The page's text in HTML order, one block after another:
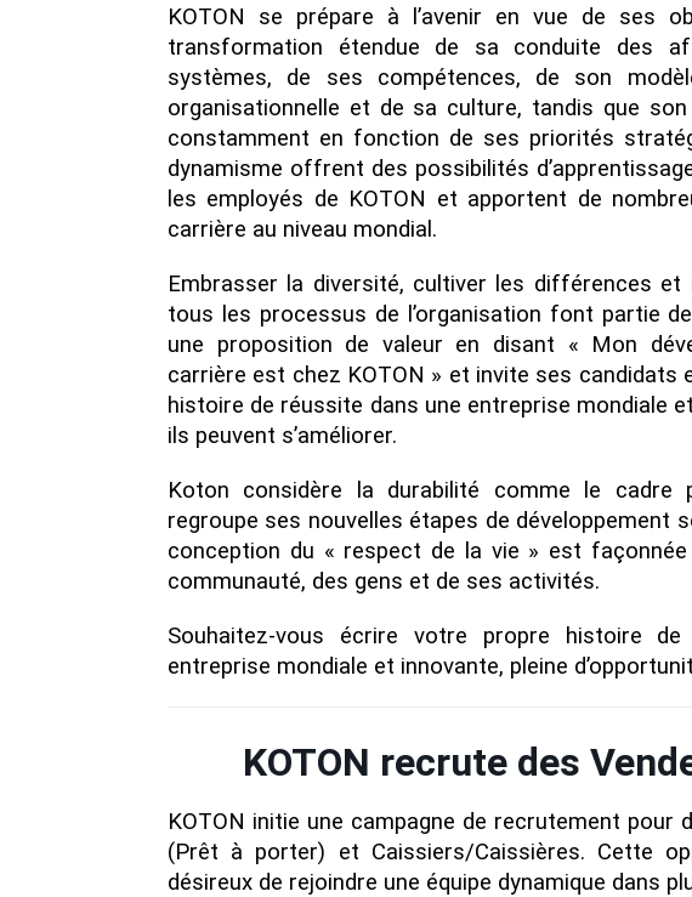
KOTON se prépare à l’avenir en vue de ses
transformation étendue de sa conduite des
systèmes, de ses compétences, de son
organisationnelle et de sa culture, tandis que
constamment en fonction de ses priorités
dynamisme offrent des possibilités
les employés de KOTON et apportent de
carrière au niveau mondial.
Embrasser la diversité, cultiver les différences
tous les processus de l’organisation font partie
une proposition de valeur en disant « Mon
carrière est chez KOTON » et invite ses candidats
histoire de réussite dans une entreprise mondiale
ils peuvent s’améliorer.
Koton considère la durabilité comme le cadre
regroupe ses nouvelles étapes de développement
conception du « respect de la vie » est
communauté, des gens et de ses activités.
Souhaitez-vous écrire votre propre histoire
entreprise mondiale et innovante, pleine
KOTON recrute des
KOTON initie une campagne de recrutement pour
(Prêt à porter) et Caissiers/Caissières. Cette
désireux de rejoindre une équipe dynamique dans